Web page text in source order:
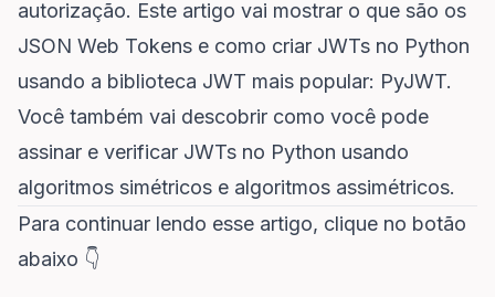
autorização. Este artigo vai mostrar o que são os
JSON Web Tokens e como criar JWTs no Python
usando a biblioteca JWT mais popular: PyJWT.
Você também vai descobrir como você pode
assinar e verificar JWTs no Python usando
algoritmos simétricos e algoritmos assimétricos.
Para continuar lendo esse artigo, clique no botão
abaixo 👇